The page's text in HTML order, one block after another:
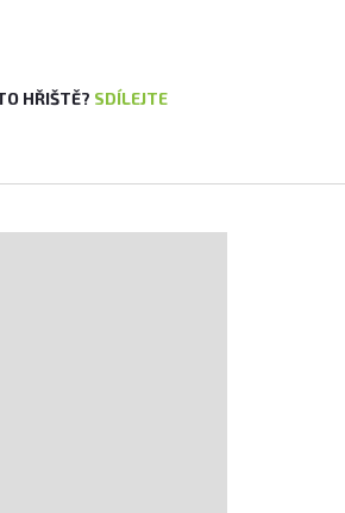
HŘIŠTĚ? SDÍLEJTE